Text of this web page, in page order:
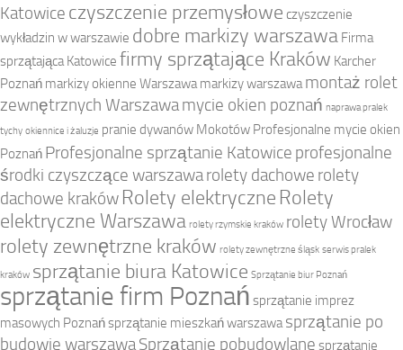
Katowice czyszczenie przemysłowe czyszczenie
wykładzin w warszawie dobre markizy warszawa Firma
sprzątająca Katowice firmy sprzątające Kraków Karcher
Poznań markizy okienne Warszawa markizy warszawa montaż rolet
zewnętrznych Warszawamycie okien poznań naprawa pralek
tychy okiennice i żaluzje pranie dywanów Mokotów Profesjonalne mycie okien
Poznań Profesjonalne sprzątanie Katowice profesjonalne
środki czyszczące warszawarolety dachowe rolety
dachowe kraków Rolety elektryczne Rolety
elektryczne Warszawa rolety rzymskie kraków rolety Wrocław
rolety zewnętrzne kraków rolety zewnętrzne śląsk serwis pralek
kraków sprzątanie biura Katowice Sprzątanie biur Poznań
sprzątanie firm Poznań sprzątanie imprez
masowych Poznańsprzątanie mieszkań warszawa sprzątanie po
budowie warszawaSprzątanie pobudowlane sprzątanie